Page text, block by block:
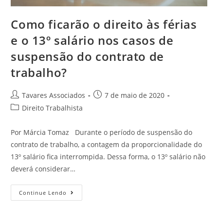
Como ficarão o direito às férias
e o 13º salário nos casos de
suspensão do contrato de
trabalho?
Tavares Associados
7 de maio de 2020
Direito Trabalhista
Por Márcia Tomaz Durante o período de suspensão do
contrato de trabalho, a contagem da proporcionalidade do
13º salário fica interrompida. Dessa forma, o 13º salário não
deverá considerar…
Continue Lendo